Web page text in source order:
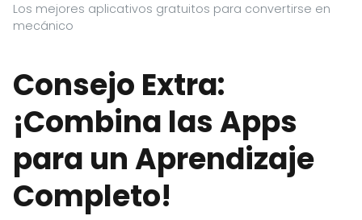
Los mejores aplicativos gratuitos para convertirse en
mecánico
Consejo Extra:
¡Combina las Apps
para un Aprendizaje
Completo!